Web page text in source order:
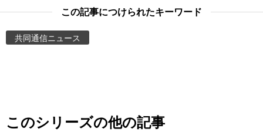
People
この記事につけられたキーワード
共同通信ニュース
このシリーズの他の記事